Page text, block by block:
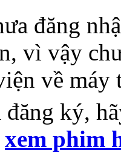
đăng
vì vậy
về máy
đăng ký,
xem phim